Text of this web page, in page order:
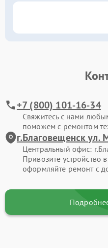
+7 (800) 101-16-34
Свяжитесь с нами
поможем с ремонтом
г.Благовещенск ул.
Центральный офис:
Привозите устройство
оформляйте ремонт с